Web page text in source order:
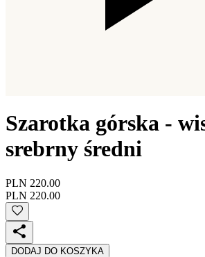
Szarotka górska -
srebrny średni
PLN 220.00
PLN 220.00
DODAJ DO KOSZYKA